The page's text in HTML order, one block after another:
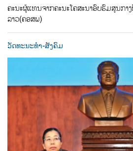
ຄະນະຜູ້ແທນຈາກຄະນະໂຄສະນາອົບຮົມສູນກາ
ລາວ(ຄອສພ)
ວັດທະນະທຳ-ສັງຄົມ